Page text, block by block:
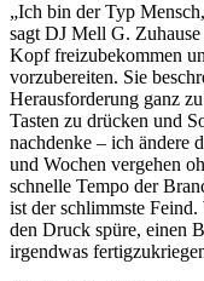
„Ich bin der Typ
sagt DJ Mell G. Zuhause
Kopf freizubekommen
vorzubereiten. Sie
Herausforderung ganz
Tasten zu drücken und
nachdenke – ich ändere
und Wochen vergehen
schnelle Tempo der
ist der schlimmste
den Druck spüre, einen
irgendwas